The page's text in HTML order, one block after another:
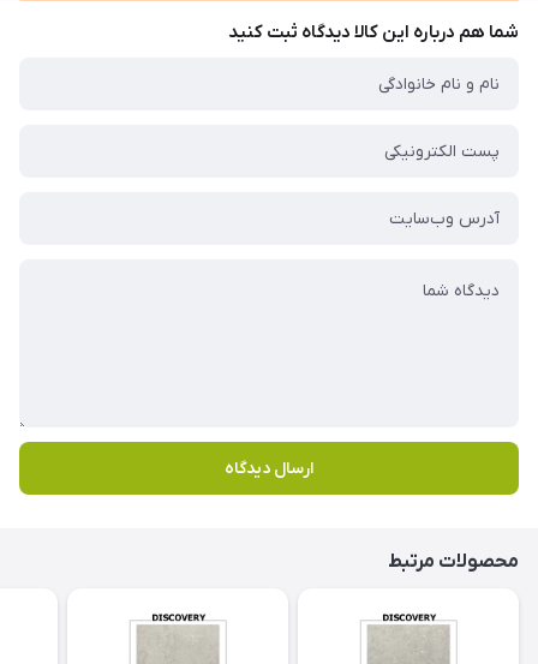
شما هم درباره این کالا دیدگاه ثبت کنید
ارسال دیدگاه
محصولات مرتبط